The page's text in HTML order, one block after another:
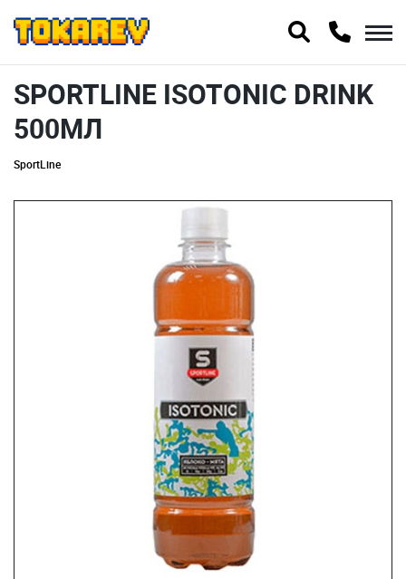
SPORTLINE ISOTONIC DRINK
500МЛ
SportLine